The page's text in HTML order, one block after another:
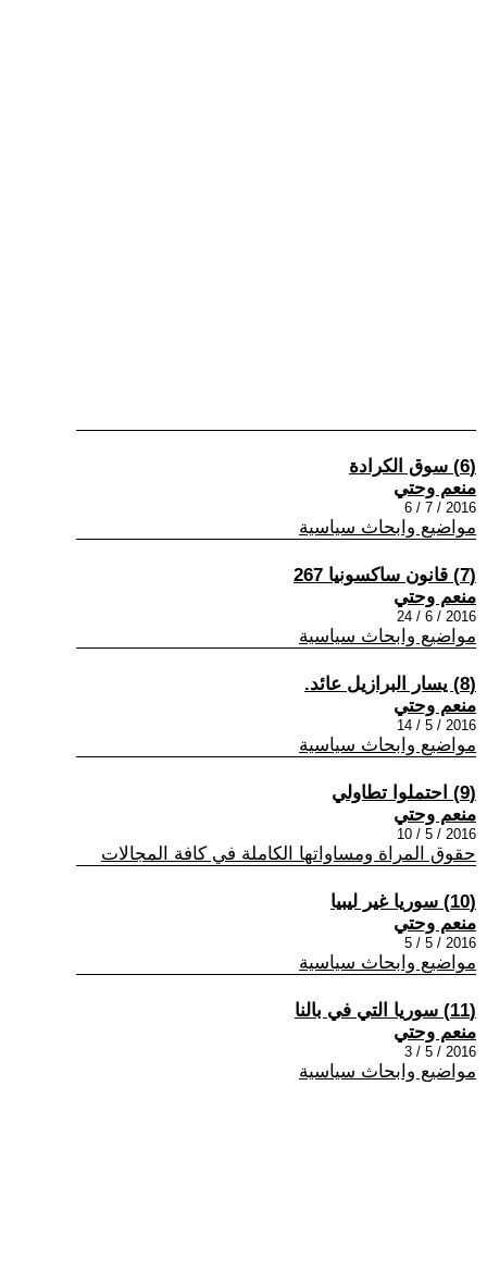
(6) سوق الكرادة
منعم وحتي
2016 / 7 / 6
مواضيع وابحاث سياسية
(7) قانون ساكسونيا 267
منعم وحتي
2016 / 6 / 24
مواضيع وابحاث سياسية
(8) يسار البرازيل عائد.
منعم وحتي
2016 / 5 / 14
مواضيع وابحاث سياسية
(9) احتملوا تطاولي
منعم وحتي
2016 / 5 / 10
حقوق المراة ومساواتها الكاملة في كافة المجالات
(10) سوريا غير ليبيا
منعم وحتي
2016 / 5 / 5
مواضيع وابحاث سياسية
(11) سوريا التي في بالنا
منعم وحتي
2016 / 5 / 3
مواضيع وابحاث سياسية